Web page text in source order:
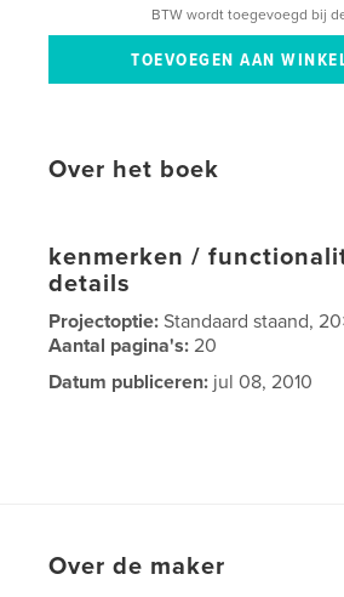
BTW wordt toegevoegd bij
Over het boek
kenmerken /
details
Projectoptie:Standaard staand,
Aantal pagina's:20
Datum publiceren: jul 08, 2010
Over de maker